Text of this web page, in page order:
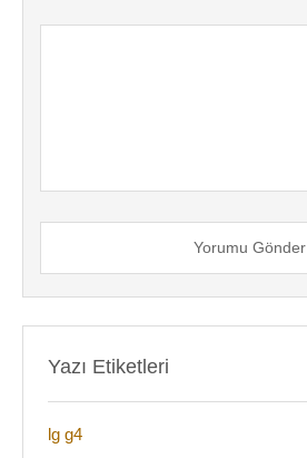
Yorumu Gönder
Yazı Etiketleri
lg g4